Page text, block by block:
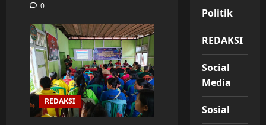
0
REDAKSI
Politik
REDAKSI
Social
Media
Sosial